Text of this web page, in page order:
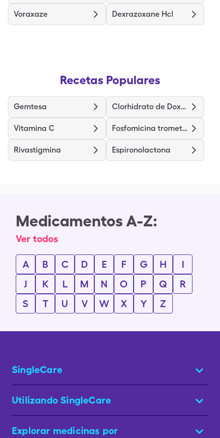
Voraxaze Dexrazoxane Hcl
Recetas Populares
Gemtesa Clorhidrato de Doxepina
Vitamina C Fosfomicina trometamina
Rivastigmina Espironolactona
Medicamentos A-Z:
Ver todos
A B C D E F G H
I
J
K L M N O P Q
R
S
T U V W X Y Z
SingleCare
Utilizando SingleCare
Explorar medicinas por